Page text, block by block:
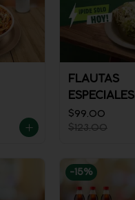
FLAUTAS
ESPECIALES
$99.00
$123.00
-15%